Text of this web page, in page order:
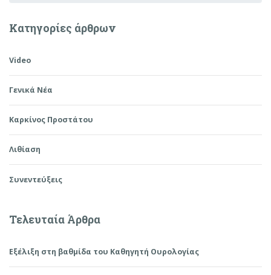
Κατηγορίες άρθρων
Video
Γενικά Νέα
Καρκίνος Προστάτου
Λιθίαση
Συνεντεύξεις
Τελευταία Άρθρα
Εξέλιξη στη βαθμίδα του Καθηγητή Ουρολογίας